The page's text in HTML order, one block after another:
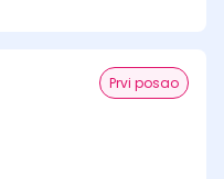
Prvi posao